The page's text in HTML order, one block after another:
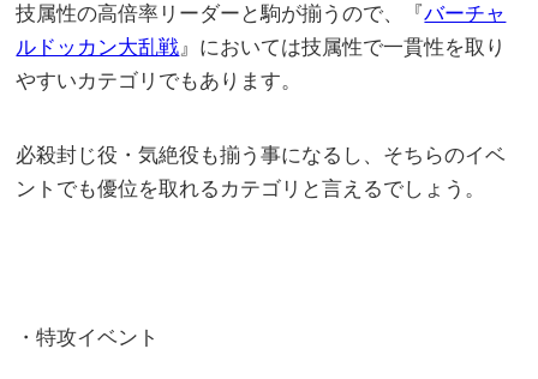
技属性の高倍率リーダーと駒が揃うので、『バーチャ
ルドッカン大乱戦 』においては技属性で一貫性を取り
やすいカテゴリでもあります。
必殺封じ役・気絶役も揃う事になるし、そちらのイベ
ントでも優位を取れるカテゴリと言えるでしょう。
・特攻イベント